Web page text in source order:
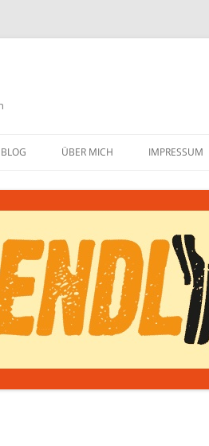
ÜBER MICH IMPRESSUM